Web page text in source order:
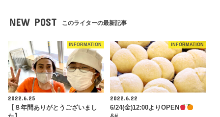
NEW POST このライターの最新記事
INFORMATION
2022.6.25
【８年間ありがとうございまし
INFORMATION
2022.6.22
6/24(金)12:00よりOPEN